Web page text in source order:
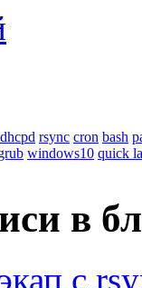
dhcpd rsync cron bash
windows10 quick
в
с